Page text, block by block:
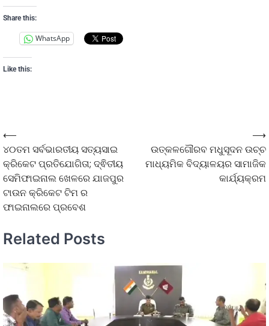
Share this:
WhatsApp
Like this:
⟵
୪୦ତମ ସର୍ବଭାରତୀୟ ସତ୍ୟସାଇ
କ୍ରିକେଟ ପ୍ରତିଯୋଗିତା; ଦ୍ଵିତୀୟ
ସେମିଫାଇନାଲ ଖେଳରେ ଯାଜପୁର
ଟାଉନ କ୍ରିକେଟ ଟିମ ର
ଫାଇନାଲରେ ପ୍ରବେଶ
ଉତ୍କଳଗୌରବ ମଧୁସୂଦନ ଉଚ୍ଚ
ମାଧ୍ୟମିକ ବିଦ୍ୟାଳୟର ସାମାଜିକ
କାର୍ଯ୍ୟକ୍ରମ
⟶
Related Posts